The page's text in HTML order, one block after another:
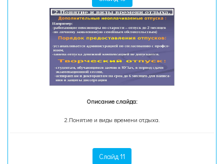
Описание слайда:
2.Понятие и виды времени отдыха.
Слайд 11